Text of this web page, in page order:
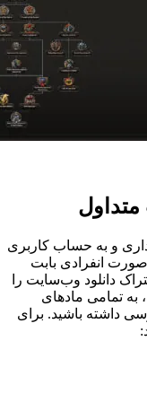
و به حساب کاربری
انفرادی بابت
دانلود وب‌سایت را
به تمامی مادهای
داشته باشید. برای